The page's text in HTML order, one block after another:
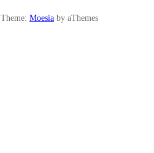
Theme: Moesia by aThemes